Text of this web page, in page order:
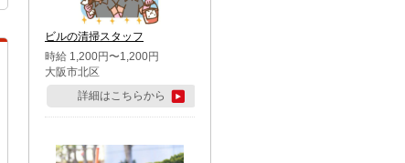
子市・町田市
ビルの清掃スタッフ
時給 1,200円〜1,200円
大阪市北区
詳細はこちらから